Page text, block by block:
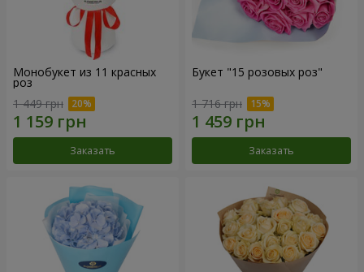
Монобукет из 11 красных
роз
1 449 грн
Заказать
Букет "15 розовых роз"
1 716 грн
Заказать